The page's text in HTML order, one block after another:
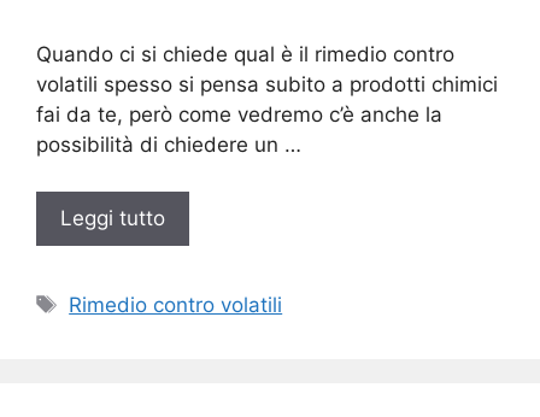
Quando ci si chiede qual è il rimedio contro
volatili spesso si pensa subito a prodotti chimici
fai da te, però come vedremo c’è anche la
possibilità di chiedere un …
Leggi tutto
Tag
Rimedio contro volatili